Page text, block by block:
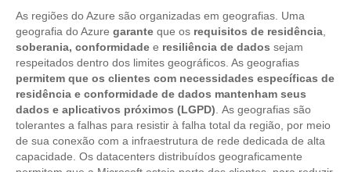
As regiões do Azure são organizadas em geografias. Uma
geografia do Azure garante que os requisitos de residência
soberania, conformidade e resiliência de dados sejam
respeitados dentro dos limites geográficos. As geografias
permitem que os clientes com necessidades específicas de
residência e conformidade de dados mantenham seus
dados e aplicativos próximos (LGPD) . As geografias são
tolerantes a falhas para resistir à falha total da região, por meio
de sua conexão com a infraestrutura de rede dedicada de alta
capacidade. Os datacenters distribuídos geograficamente